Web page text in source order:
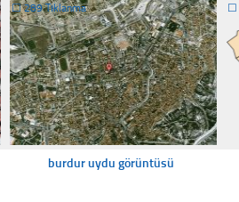
☐289 Tıklanma
burdur uydu görüntüsü
☐